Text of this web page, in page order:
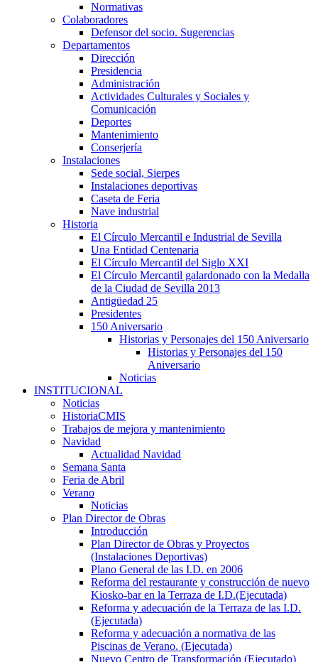
Normativas
Colaboradores
Defensor del socio. Sugerencias
Departamentos
Dirección
Presidencia
Administración
Actividades Culturales y Sociales y
Comunicación
Deportes
Mantenimiento
Conserjería
Instalaciones
Sede social, Sierpes
Instalaciones deportivas
Caseta de Feria
Nave industrial
Historia
El Círculo Mercantil e Industrial de Sevilla
Una Entidad Centenaria
El Círculo Mercantil del Siglo XXI
El Círculo Mercantil galardonado con la Medalla
de la Ciudad de Sevilla 2013
Antigüedad 25
Presidentes
150 Aniversario
Historias y Personajes del 150 Aniversario
Historias y Personajes del 150
Aniversario
Noticias
INSTITUCIONAL
Noticias
HistoriaCMIS
Trabajos de mejora y mantenimiento
Navidad
Actualidad Navidad
Semana Santa
Feria de Abril
Verano
Noticias
Plan Director de Obras
Introducción
Plan Director de Obras y Proyectos
(Instalaciones Deportivas)
Plano General de las I.D. en 2006
Reforma del restaurante y construcción de nuevo
Kiosko-bar en la Terraza de I.D.(Ejecutada)
Reforma y adecuación de la Terraza de las I.D.
(Ejecutada)
Reforma y adecuación a normativa de las
Piscinas de Verano. (Ejecutada)
Nuevo Centro de Transformación (Ejecutado)